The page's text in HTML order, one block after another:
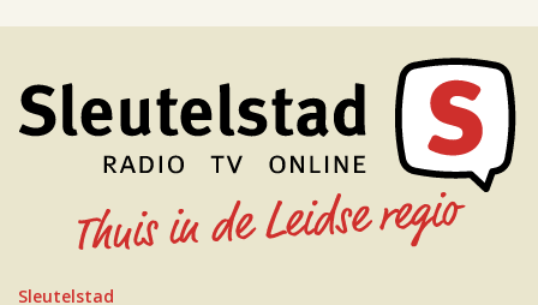
Sleutelstad